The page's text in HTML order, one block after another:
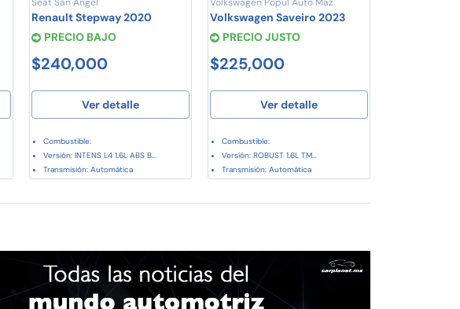
Seat San Angel
Renault Stepway 2020
PRECIO BAJO
$240,000
Ver detalle
Combustible:
Versión: INTENS L4 1.6L ABS B...
Transmisión: Automática
Volkswagen Popul Auto Maz
Volkswagen Saveiro 2023
PRECIO JUSTO
$225,000
Ver detalle
Combustible:
Versión: ROBUST 1.6L TM...
Transmisión: Automática